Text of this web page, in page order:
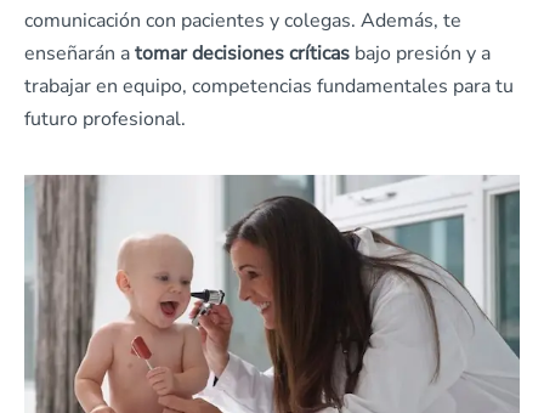
comunicación con pacientes y colegas. Además, te
enseñarán atomar decisiones críticas bajo presión y a
trabajar en equipo, competencias fundamentales para tu
futuro profesional.